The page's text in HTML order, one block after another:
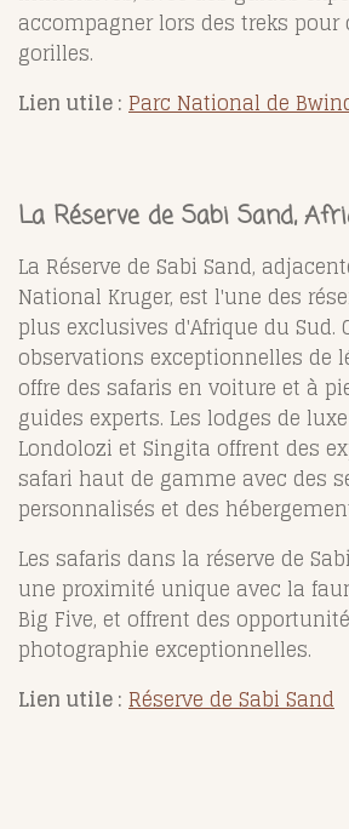
accompagner lors des treks pour
gorilles.
Lien utile : Parc National de
La Réserve de Sabi Sand,
La Réserve de Sabi Sand,
National Kruger, est l'une des
plus exclusives d'Afrique du Sud.
observations exceptionnelles de
offre des safaris en voiture et à
guides experts. Les lodges de
Londolozi et Singita offrent des
safari haut de gamme avec des
personnalisés et des
Les safaris dans la réserve de
une proximité unique avec la
Big Five, et offrent des
photographie exceptionnelles.
Lien utile : Réserve de Sabi Sand